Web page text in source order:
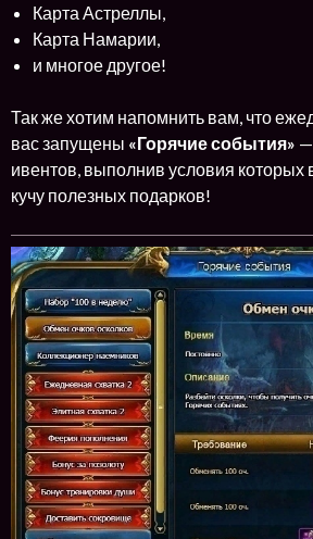
Карта Астреллы,
Карта Намарии,
и многое другое!
Так же хотим напомнить вам, что
вас запущены «Горячие события»
ивентов, выполнив условия которых
кучу полезных подарков!